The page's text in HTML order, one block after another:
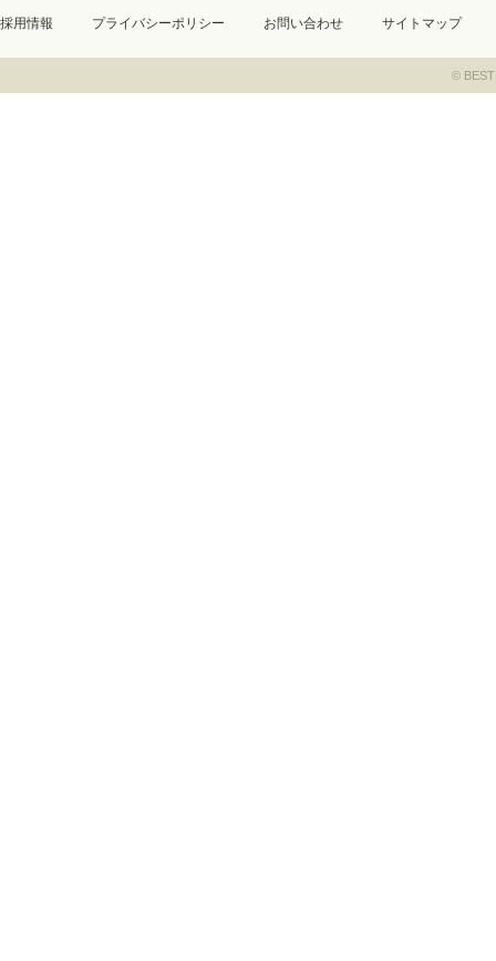
採用情報 プライバシーポリシー お問い合わせ サイトマップ
© BEST